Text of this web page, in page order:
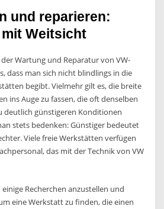
und reparieren:
Weitsicht
Wartung und Reparatur von VW-
dass man sich nicht blindlings in die
begibt. Vielmehr gilt es, die breite
ins Auge zu fassen, die oft denselben
deutlich günstigeren Konditionen
stets bedenken: Günstiger bedeutet
Viele freie Werkstätten verfügen
das mit der Technik von VW
Recherchen anzustellen und
eine Werkstatt zu finden, die einen